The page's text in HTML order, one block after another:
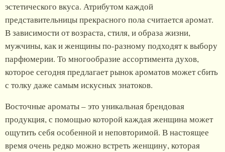
эстетического вкуса. Атрибутом каждой
представительницы прекрасного пола считается аромат.
В зависимости от возраста, стиля, и образа жизни,
мужчины, как и женщины по-разному подходят к выбору
парфюмерии. То многообразие ассортимента духов,
которое сегодня предлагает рынок ароматов может сбить
с толку даже самым искусных знатоков.
Восточные ароматы – это уникальная брендовая
продукция, с помощью которой каждая женщина может
ощутить себя особенной и неповторимой. В настоящее
время очень редко можно встреть женщину, которая